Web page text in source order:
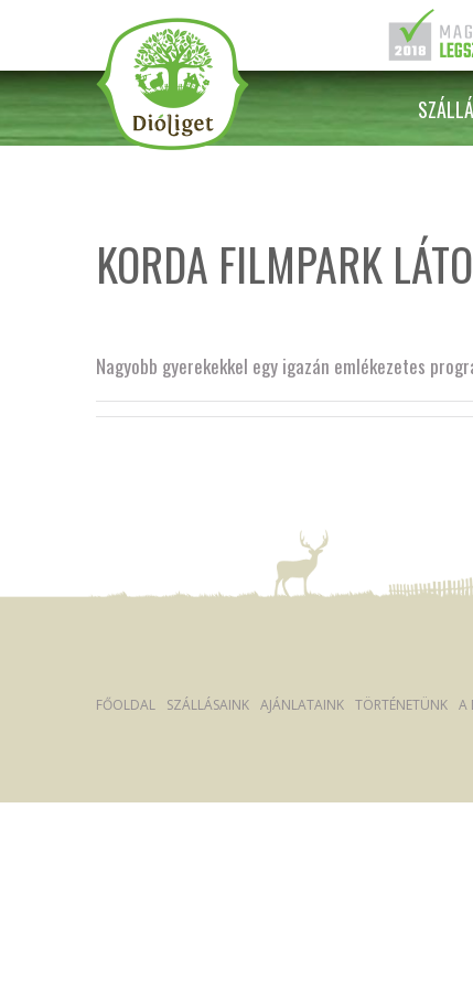
KORDA FILMPARK
Nagyobb gyerekekkel egy igazán emlékezetes
FŐOLDAL SZÁLLÁSAINK AJÁNLATAINK TÖRTÉNETÜNK A